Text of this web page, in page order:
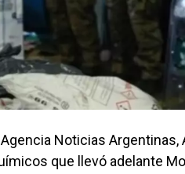
Noticias
que llevó adelante